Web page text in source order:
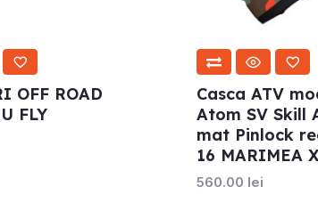
OFF ROAD
FLY
Casca ATV
Atom SV Skill
mat Pinlock
16 MARIMEA
560.00 lei